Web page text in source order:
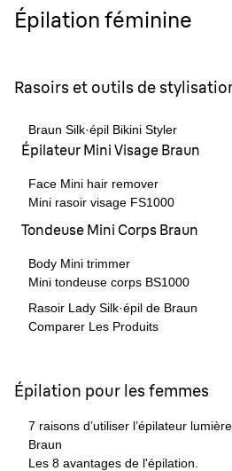
Épilation féminine
Rasoirs et outils de
Braun Silk·épil Bikini Styler
Épilateur Mini Visage Braun
Face Mini hair remover
Mini rasoir visage FS1000
Tondeuse Mini Corps Braun
Body Mini trimmer
Mini tondeuse corps BS1000
Rasoir Lady Silk·épil de Braun
Comparer Les Produits
Épilation pour les femmes
7 raisons d’utiliser l’épilateur
Braun
Les 8 avantages de l'épilation.